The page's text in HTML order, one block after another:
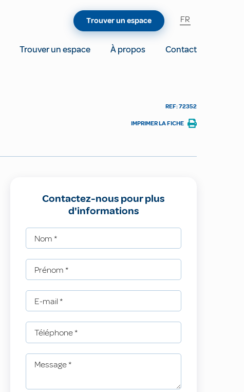
Trouver un espace À propos
Contact
Trouver un espace FR
REF: 72352
IMPRIMER LA FICHE
Contactez-nous pour plus
d'informations
Nom *
Prénom *
E-mail *
Téléphone*
Message*